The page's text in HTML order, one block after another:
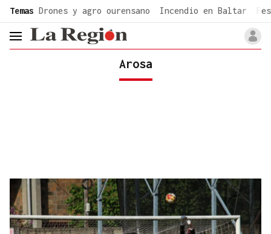
Temas Drones y agro ourensano Incendio en Baltar
header.menu.open
Arosa